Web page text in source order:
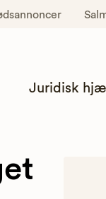
Juridisk